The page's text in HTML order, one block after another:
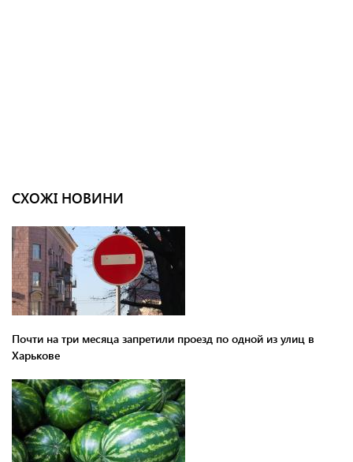
СХОЖІ НОВИНИ
Почти на три месяца запретили проезд по одной из улиц в
Харькове